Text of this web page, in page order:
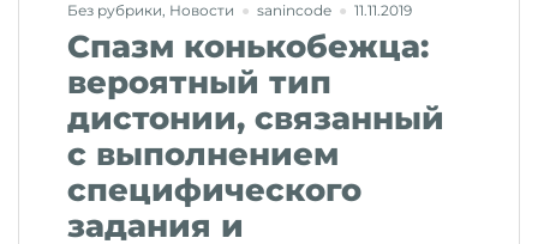
с
болезнью
Паркинсона»
Без рубрики, Новости sanincode 11.11.2019
Спазм конькобежца:
вероятный тип
дистонии, связанный
с выполнением
специфического
задания и